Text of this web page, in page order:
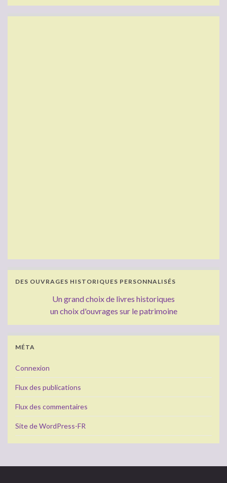
DES OUVRAGES HISTORIQUES PERSONNALISÉS
Un grand choix de livres historiques
un choix d'ouvrages sur le patrimoine
MÉTA
Connexion
Flux des publications
Flux des commentaires
Site de WordPress-FR